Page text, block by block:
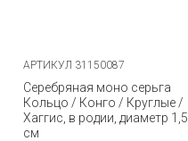
АРТИКУЛ 31150087
Серебряная моно серьга
Кольцо / Конго / Круглые /
Хаггис, в родии, диаметр 1,5
см